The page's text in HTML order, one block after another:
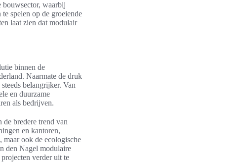
waarbij
spelen op de groeiende
laat zien dat modulair
binnen de
Naarmate de druk
belangrijker. Van
en duurzame
als bedrijven.
bredere trend van
en kantoren,
maar ook de ecologische
den Nagel modulaire
verder uit te